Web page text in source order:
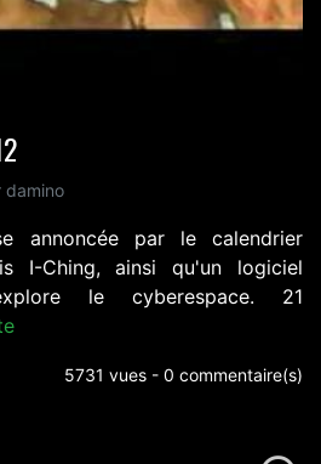
damino
annoncée par le calendrier
I-Ching, ainsi qu'un logiciel
le cyberespace. 21
5731 vues - 0 commentaire(s)